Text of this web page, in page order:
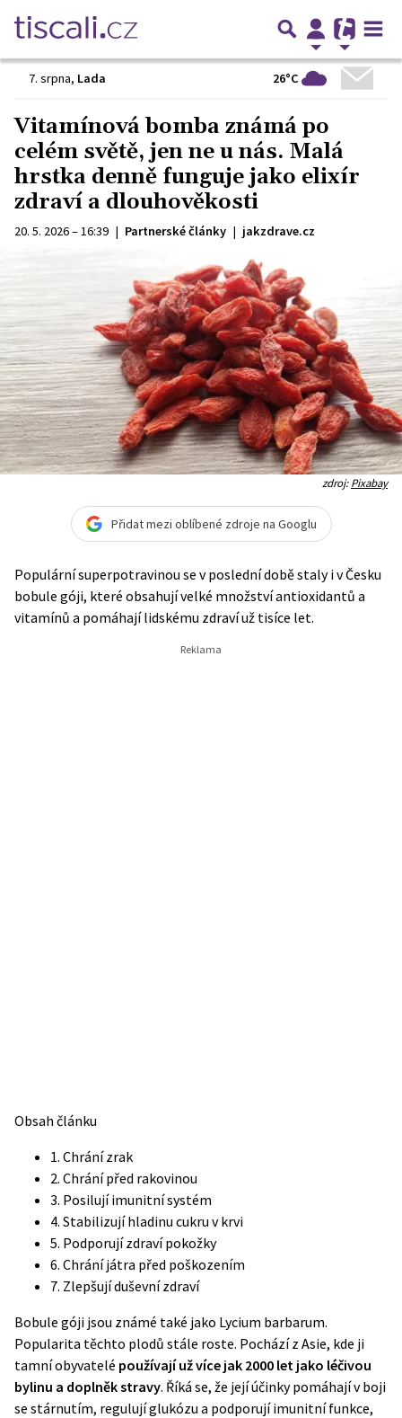
7. srpna, Lada 26°C
Vitamínová bomba známá po
celém světě, jen ne u nás. Malá
hrstka denně funguje jako elixír
zdraví a dlouhověkosti
20. 5. 2026 – 16:39 | Partnerské články | jakzdrave.cz
zdroj:Pixabay
Přidat mezi oblíbené zdroje na Googlu
Populární superpotravinou se v poslední době staly i v Česku
bobule góji, které obsahují velké množství antioxidantů a
vitamínů a pomáhají lidskému zdraví už tisíce let.
Obsah článku
1. Chrání zrak
2. Chrání před rakovinou
3. Posilují imunitní systém
4. Stabilizují hladinu cukru v krvi
5. Podporují zdraví pokožky
6. Chrání játra před poškozením
7. Zlepšují duševní zdraví
Bobule góji jsou známé také jako Lycium barbarum.
Popularita těchto plodů stále roste. Pochází z Asie, kde ji
tamní obyvatelé používají už více jak 2000 let jako léčivou
bylinu a doplněk stravy. Říká se, že její účinky pomáhají v boji
se stárnutím, regulují glukózu a podporují imunitní funkce,